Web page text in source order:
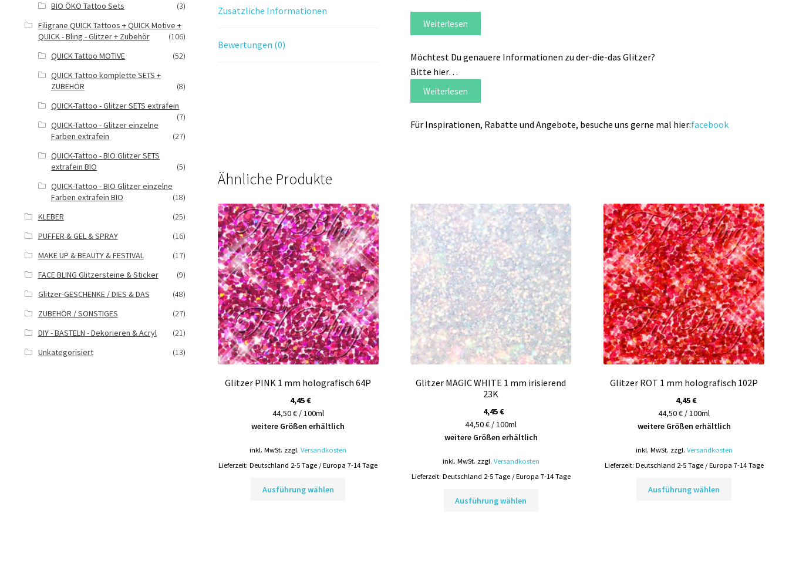
Zusätzliche Informationen
Bewertungen (0)
Weiterlesen
Möchtest Du genauere Informationen zu der-die-das Glitzer?
Bitte hier…
Weiterlesen
Für Inspirationen, Rabatte und Angebote, besuche uns gerne mal hier:facebook
Ähnliche Produkte
Glitzer PINK 1 mm holografisch 64P
4,45€
44,50 € / 100ml
weitere Größen erhältlich
inkl. MwSt. zzgl.Versandkosten
Lieferzeit:Deutschland 2-5 Tage / Europa 7-14 Tage
Ausführung wählen
Glitzer MAGIC WHITE 1 mm irisierend
23K
4,45€
44,50 € / 100ml
weitere Größen erhältlich
inkl. MwSt. zzgl. Versandkosten
Lieferzeit: Deutschland 2-5 Tage / Europa 7-14 Tage
Ausführung wählen
Glitzer ROT 1 mm holografisch 102P
4,45€
44,50 € / 100ml
weitere Größen erhältlich
inkl. MwSt. zzgl. Versandkosten
Lieferzeit: Deutschland 2-5 Tage / Europa 7-14 Tage
Ausführung wählen
BIO ÖKO Tattoo Sets
(3)
Filigrane QUICK Tattoos + QUICK Motive +
QUICK - Bling - Glitzer + Zubehör
(106)
QUICK Tattoo MOTIVE
(52)
QUICK Tattoo komplette SETS +
ZUBEHÖR
(8)
QUICK-Tattoo - Glitzer SETS extrafein
(7)
QUICK-Tattoo - Glitzer einzelne
Farben extrafein
(27)
QUICK-Tattoo - BIO Glitzer SETS
extrafein BIO
(5)
QUICK-Tattoo - BIO Glitzer einzelne
Farben extrafein BIO
(18)
KLEBER
(25)
PUFFER & GEL & SPRAY
(16)
MAKE UP & BEAUTY & FESTIVAL
(17)
FACE BLING Glitzersteine & Sticker
(9)
Glitzer-GESCHENKE / DIES & DAS
(48)
ZUBEHÖR / SONSTIGES
(27)
DIY - BASTELN - Dekorieren & Acryl
(21)
Unkategorisiert
(13)